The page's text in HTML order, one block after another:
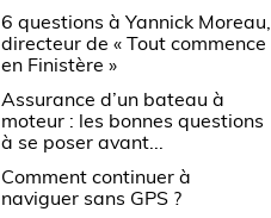
6 questions à Yannick Moreau,
directeur de « Tout commence
en Finistère »
Assurance d’un bateau à
moteur : les bonnes questions
à se poser avant...
Comment continuer à
naviguer sans GPS ?